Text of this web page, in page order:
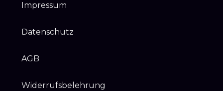
Impressum
Datenschutz
AGB
Widerrufsbelehrung